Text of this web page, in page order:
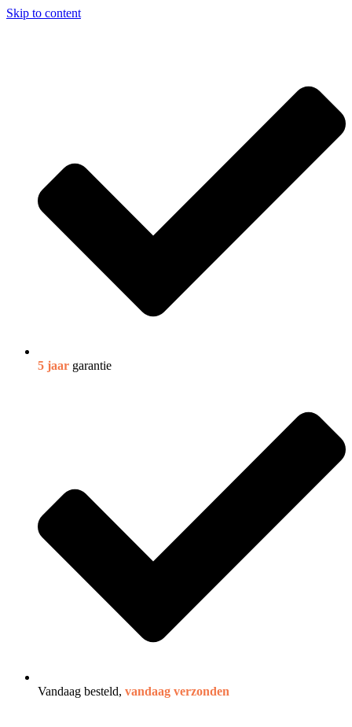
Skip to content
5 jaar garantie
Vandaag besteld, vandaag verzonden